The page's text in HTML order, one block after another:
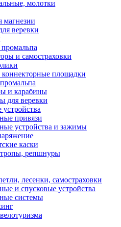
молотки
веревки
и самостраховки
площадки
и карабины
для веревки
привязи
устройства и зажимы
каски
репшнуры
лесенки, самостраховки
и спусковые устройства
системы